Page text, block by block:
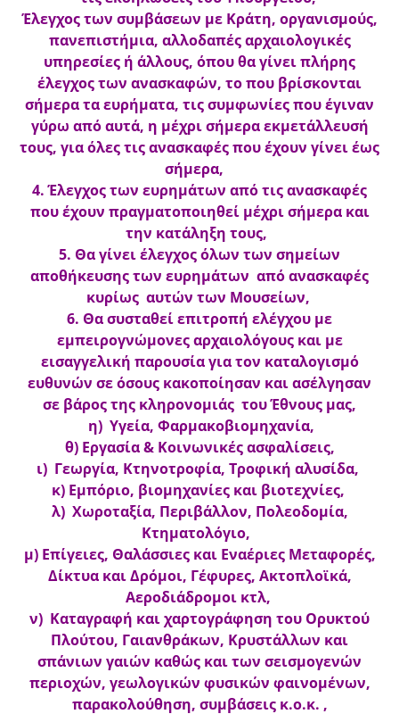
Έλεγχος των συμβάσεων με Κράτη, οργανισμούς,
πανεπιστήμια, αλλοδαπές αρχαιολογικές
υπηρεσίες ή άλλους, όπου θα γίνει πλήρης
έλεγχος των ανασκαφών, το που βρίσκονται
σήμερα τα ευρήματα, τις συμφωνίες που έγιναν
γύρω από αυτά, η μέχρι σήμερα εκμετάλλευσή
τους, για όλες τις ανασκαφές που έχουν γίνει έως
σήμερα,
4. Έλεγχος των ευρημάτων από τις ανασκαφές
που έχουν πραγματοποιηθεί μέχρι σήμερα και
την κατάληξη τους,
5. Θα γίνει έλεγχος όλων των σημείων
αποθήκευσης των ευρημάτων από ανασκαφές
κυρίως αυτών των Μουσείων,
6. Θα συσταθεί επιτροπή ελέγχου με
εμπειρογνώμονες αρχαιολόγους και με
εισαγγελική παρουσία για τον καταλογισμό
ευθυνών σε όσους κακοποίησαν και ασέλγησαν
σε βάρος της κληρονομιάς του Έθνους μας,
η) Υγεία, Φαρμακοβιομηχανία,
θ) Εργασία & Κοινωνικές ασφαλίσεις,
ι) Γεωργία, Κτηνοτροφία, Τροφική αλυσίδα,
κ) Εμπόριο, βιομηχανίες και βιοτεχνίες,
λ) Χωροταξία, Περιβάλλον, Πολεοδομία,
Κτηματολόγιο,
μ) Επίγειες, Θαλάσσιες και Εναέριες Μεταφορές,
Δίκτυα και Δρόμοι, Γέφυρες, Ακτοπλοϊκά,
Αεροδιάδρομοι κτλ,
ν) Καταγραφή και χαρτογράφηση του Ορυκτού
Πλούτου, Γαιανθράκων, Κρυστάλλων και
σπάνιων γαιών καθώς και των σεισμογενών
περιοχών, γεωλογικών φυσικών φαινομένων,
παρακολούθηση, συμβάσεις κ.ο.κ. ,